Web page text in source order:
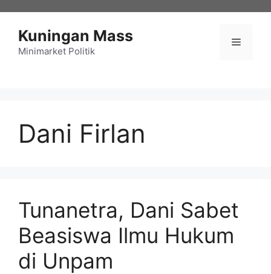
Kuningan Mass
Minimarket Politik
Menu
Dani Firlan
Tunanetra, Dani Sabet
Beasiswa Ilmu Hukum
di Unpam